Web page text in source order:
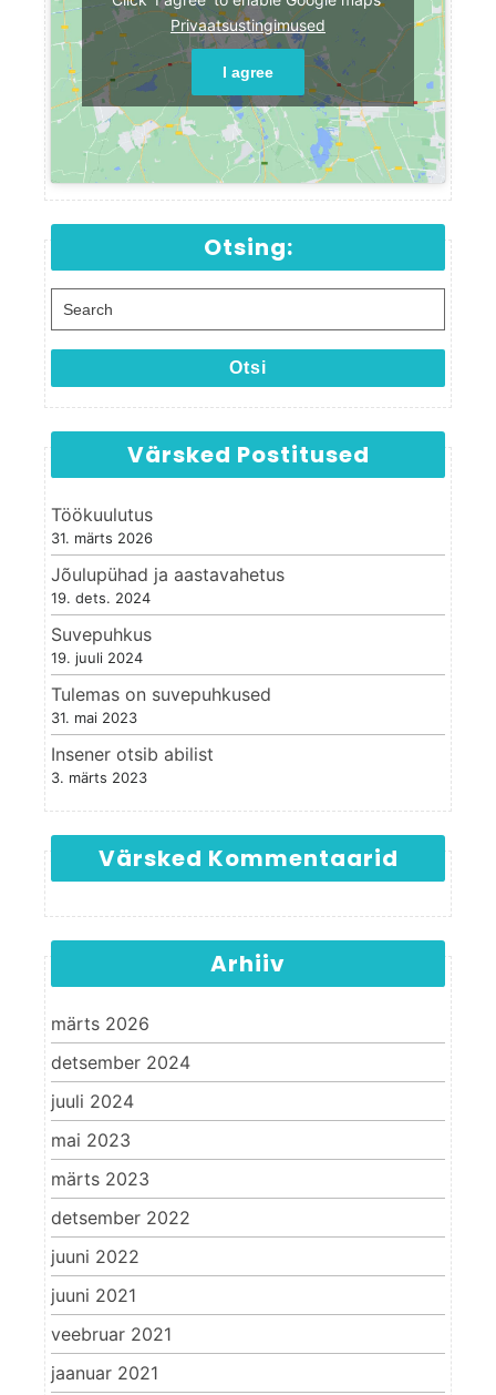
Privaatsustingimused
I agree
Otsing:
Search for:
Otsi
Värsked Postitused
Töökuulutus
31. märts 2026
Jõulupühad ja aastavahetus
19. dets. 2024
Suvepuhkus
19. juuli 2024
Tulemas on suvepuhkused
31. mai 2023
Insener otsib abilist
3. märts 2023
Värsked Kommentaarid
Arhiiv
märts 2026
detsember 2024
juuli 2024
mai 2023
märts 2023
detsember 2022
juuni 2022
juuni 2021
veebruar 2021
jaanuar 2021